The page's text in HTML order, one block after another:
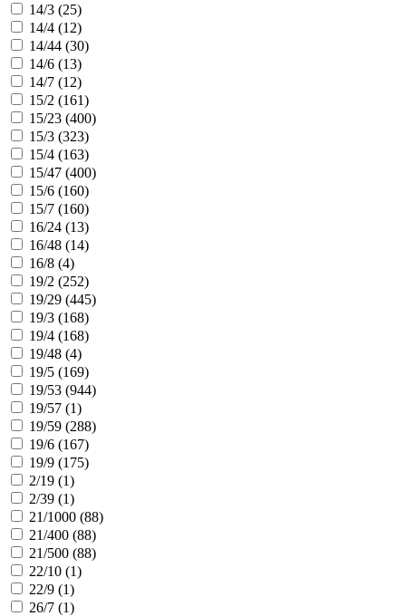
14/3 (25)
14/4 (12)
14/44 (30)
14/6 (13)
14/7 (12)
15/2 (161)
15/23 (400)
15/3 (323)
15/4 (163)
15/47 (400)
15/6 (160)
15/7 (160)
16/24 (13)
16/48 (14)
16/8 (4)
19/2 (252)
19/29 (445)
19/3 (168)
19/4 (168)
19/48 (4)
19/5 (169)
19/53 (944)
19/57 (1)
19/59 (288)
19/6 (167)
19/9 (175)
2/19 (1)
2/39 (1)
21/1000 (88)
21/400 (88)
21/500 (88)
22/10 (1)
22/9 (1)
26/7 (1)